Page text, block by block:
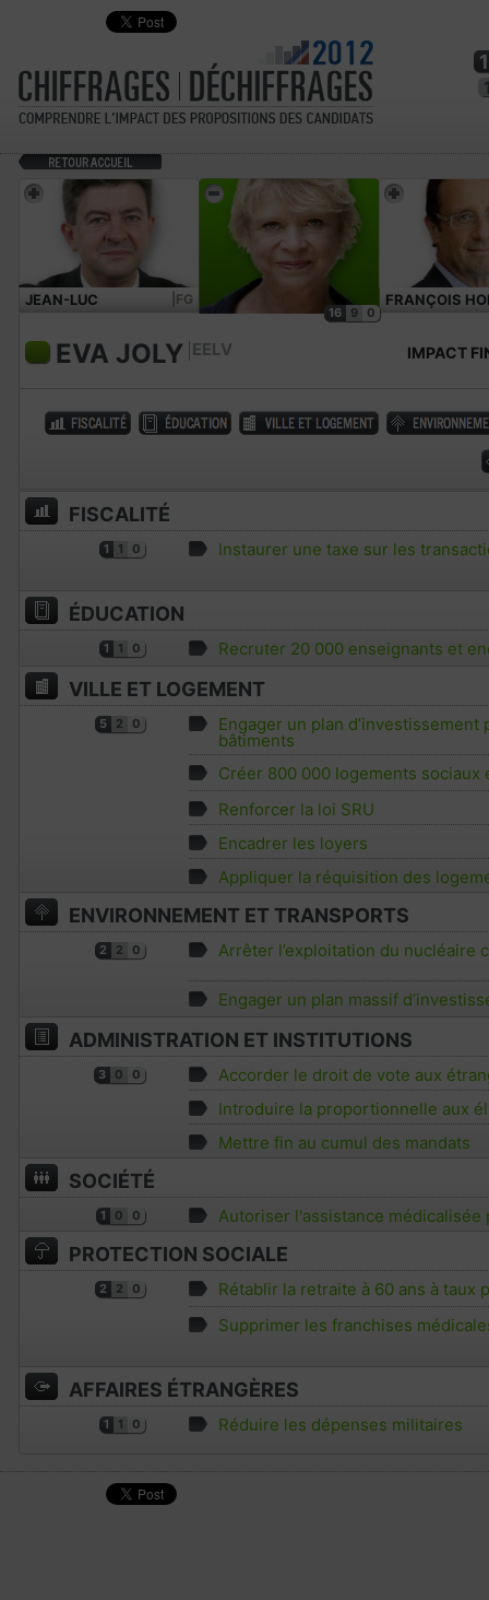
JEAN-LUC
|FG
16 9 0
FRANÇOIS
EVA JOLY EELV IMPACT
FISCALITÉ
1 1 0 Instaurer une taxe sur les
ÉDUCATION
1 1 0 Recruter 20 000 enseignants et
VILLE ET LOGEMENT
5 2 0 Engager un plan
bâtiments
Créer 800 000 logements sociaux
Renforcer la loi SRU
Encadrer les loyers
Appliquer la réquisition des
ENVIRONNEMENT ET TRANSPORTS
2 2 0 Arrêter l’exploitation du nucléaire
Engager un plan massif
ADMINISTRATION ET INSTITUTIONS
3 0 0
Accorder le droit de vote aux
Introduire la proportionnelle aux
Mettre fin au cumul des mandats
SOCIÉTÉ
1 0 0 Autoriser l'assistance médicalisée
PROTECTION SOCIALE
2 2 0
Rétablir la retraite à 60 ans à taux
Supprimer les franchises
AFFAIRES ÉTRANGÈRES
1 1 0 Réduire les dépenses militaires